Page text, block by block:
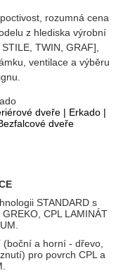
rozumná cena
z hlediska výrobní
TWIN, GRAF],
ventilace a výběru
dveře| Erkado|
dveře
STANDARD s
CPL LAMINÁT
(boční a horní - dřevo,
pro povrch CPL a